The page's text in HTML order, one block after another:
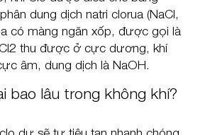
dung dịch natri clorua (NaCl,
có màng ngăn xốp, được gọi là
thu được ở cực dương, khí
âm, dung dịch là NaOH.
bao lâu trong không khí?